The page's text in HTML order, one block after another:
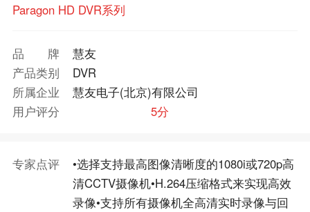
Paragon HD DVR系列
品牌
慧友
产品类别
DVR
所属企业
慧友电子(北京)有限公司
用户评分
5分
专家点评
•选择支持最高图像清晰度的1080i或720p高
清CCTV摄像机•H.264压缩格式来实现高效
录像•支持所有摄像机全高清实时录像与回